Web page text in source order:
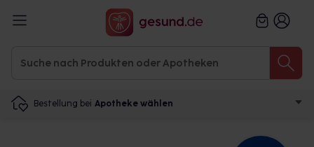
Bestellung bei Apotheke wählen